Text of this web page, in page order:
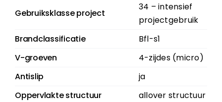
Gebruiksklasse project
34 – intensief
projectgebruik
Brandclassificatie
Bfl-s1
V-groeven
4-zijdes (micro)
Antislip
ja
Oppervlakte structuur
allover structuur